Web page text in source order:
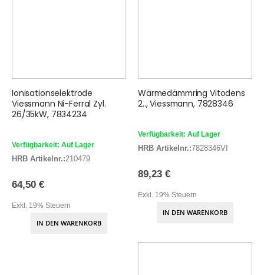
Ionisationselektrode
Viessmann Ni-Ferral Zyl.
26/35kW, 7834234
Verfügbarkeit: Auf Lager
HRB Artikelnr.:210479
64,50 €
Exkl. 19% Steuern
IN DEN WARENKORB
Wärmedämmring Vitodens
2.., Viessmann, 7828346
Verfügbarkeit: Auf Lager
HRB Artikelnr.:7828346VI
89,23 €
Exkl. 19% Steuern
IN DEN WARENKORB